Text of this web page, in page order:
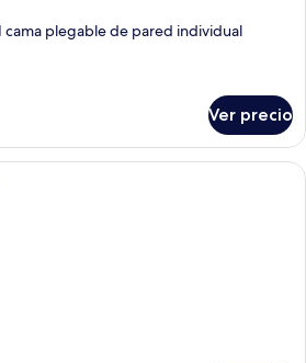
cama plegable de pared individual
Ver precio
Habitación de hotel con una cama